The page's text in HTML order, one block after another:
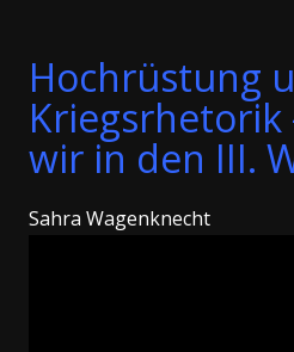
Hochrüstung
Kriegsrhetorik
wir in den III.
Sahra Wagenknecht